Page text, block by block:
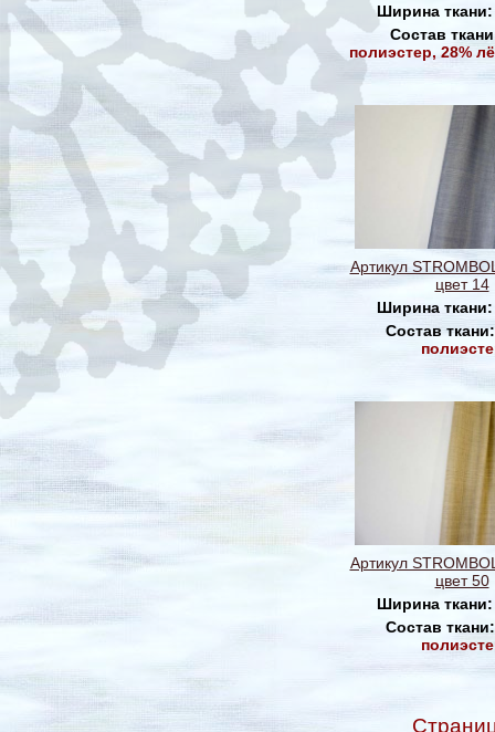
Ширина
Состав
полиэстер, 28%
Артикул
цвет 14
Ширина
Состав
Артикул
цвет 50
Ширина
Состав